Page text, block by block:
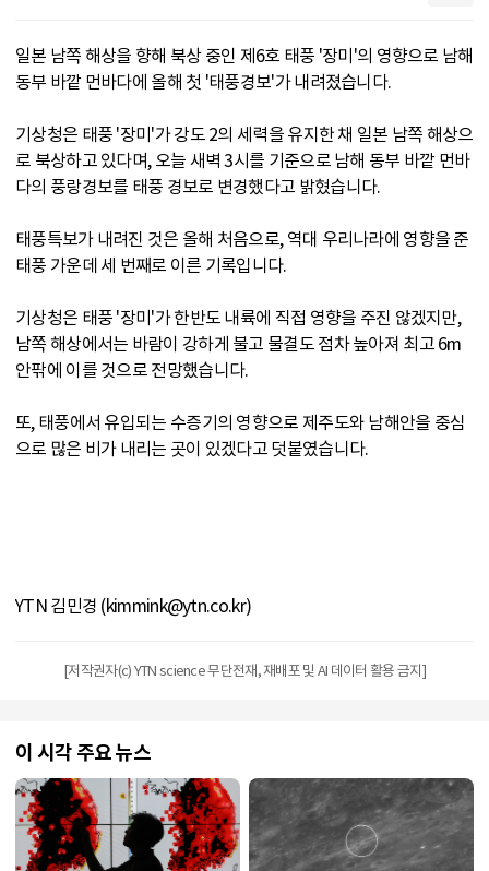
일본 남쪽 해상을 향해 북상 중인 제6호 태풍 '장미'의 영향으로 남해
동부 바깥 먼바다에 올해 첫 '태풍경보'가 내려졌습니다.
기상청은 태풍 '장미'가 강도 2의 세력을 유지한 채 일본 남쪽 해상으
로 북상하고 있다며, 오늘 새벽 3시를 기준으로 남해 동부 바깥 먼바
다의 풍랑경보를 태풍 경보로 변경했다고 밝혔습니다.
태풍특보가 내려진 것은 올해 처음으로, 역대 우리나라에 영향을 준
태풍 가운데 세 번째로 이른 기록입니다.
기상청은 태풍 '장미'가 한반도 내륙에 직접 영향을 주진 않겠지만,
남쪽 해상에서는 바람이 강하게 불고 물결도 점차 높아져 최고 6m
안팎에 이를 것으로 전망했습니다.
또, 태풍에서 유입되는 수증기의 영향으로 제주도와 남해안을 중심
으로 많은 비가 내리는 곳이 있겠다고 덧붙였습니다.
YTN 김민경 (kimmink@ytn.co.kr)
[저작권자(c) YTN science 무단전재, 재배포 및 AI 데이터 활용 금지]
이 시각 주요 뉴스